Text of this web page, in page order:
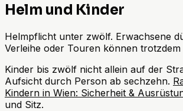
Helm und Kinder
Helmpflicht unter zwölf. Erwachsene
Verleihe oder Touren können
Kinder bis zwölf nicht allein auf der
Aufsicht durch Person ab sechzehn.
Kindern in Wien: Sicherheit &
und Sitz.